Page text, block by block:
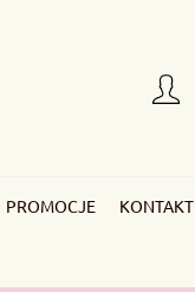
PROMOCJE KONTAKT